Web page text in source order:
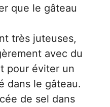
que le gâteau
très juteuses,
avec du
pour éviter un
dans le gâteau.
de sel dans